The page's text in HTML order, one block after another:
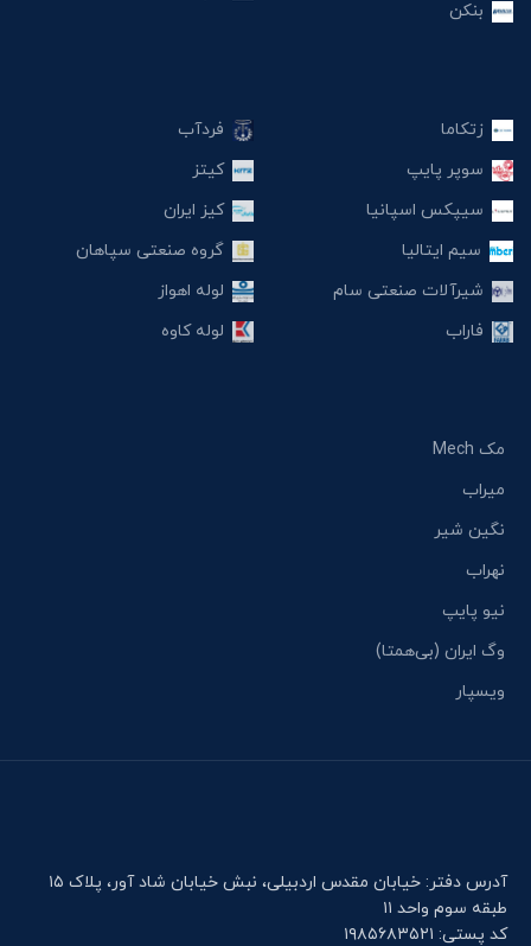
بنکن
زتکاما
سوپر پایپ
سیپکس اسپانیا
سیم ایتالیا
شیرآلات صنعتی سام
فاراب
فردآب
کیتز
کیز ایران
گروه صنعتی سپاهان
لوله اهواز
لوله کاوه
مک Mech
میراب
نگین شیر
نهراب
نیو پایپ
وگ ایران (بی‌همتا)
ویسپار
آدرس دفتر: خیابان مقدس اردبیلی، نبش خیابان شاد آور، پلاک ۱۵
طبقه سوم واحد ۱۱
کد پستی: ۱۹۸۵۶۸۳۵۲۱